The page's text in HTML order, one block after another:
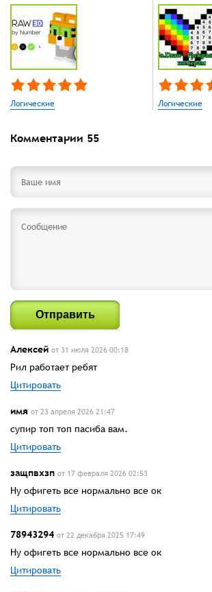
Логические Логические
Комментарии 55
Отправить
Алексей от 31 июля 2026 00:18
Рил работает ребят
Цитировать
имя от 23 апреля 2026 21:47
супир топ топ пасиба вам.
Цитировать
защпвхзп от 17 февраля 2026 02:53
Ну офигеть все нормально все ок
Цитировать
78943294 от 22 декабря 2025 17:49
Ну офигеть все нормально все ок
Цитировать